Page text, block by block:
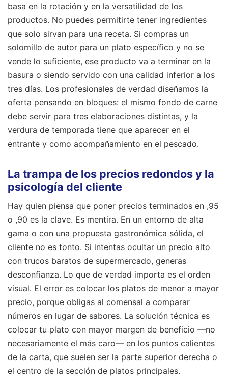
basa en la rotación y en la versatilidad de los
productos. No puedes permitirte tener ingredientes
que solo sirvan para una receta. Si compras un
solomillo de autor para un plato específico y no se
vende lo suficiente, ese producto va a terminar en la
basura o siendo servido con una calidad inferior a los
tres días. Los profesionales de verdad diseñamos la
oferta pensando en bloques: el mismo fondo de carne
debe servir para tres elaboraciones distintas, y la
verdura de temporada tiene que aparecer en el
entrante y como acompañamiento en el pescado.
La trampa de los precios redondos y la
psicología del cliente
Hay quien piensa que poner precios terminados en ,95
o ,90 es la clave. Es mentira. En un entorno de alta
gama o con una propuesta gastronómica sólida, el
cliente no es tonto. Si intentas ocultar un precio alto
con trucos baratos de supermercado, generas
desconfianza. Lo que de verdad importa es el orden
visual. El error es colocar los platos de menor a mayor
precio, porque obligas al comensal a comparar
números en lugar de sabores. La solución técnica es
colocar tu plato con mayor margen de beneficio —no
necesariamente el más caro— en los puntos calientes
de la carta, que suelen ser la parte superior derecha o
el centro de la sección de platos principales.